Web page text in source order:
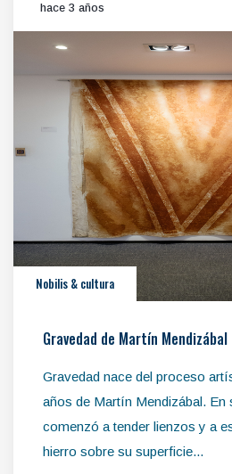
hace 3 años
Nobilis & cultura
Gravedad de Martín Mendizábal
Gravedad nace del proceso
años de Martín Mendizábal. En
comenzó a tender lienzos y a
hierro sobre su superficie...